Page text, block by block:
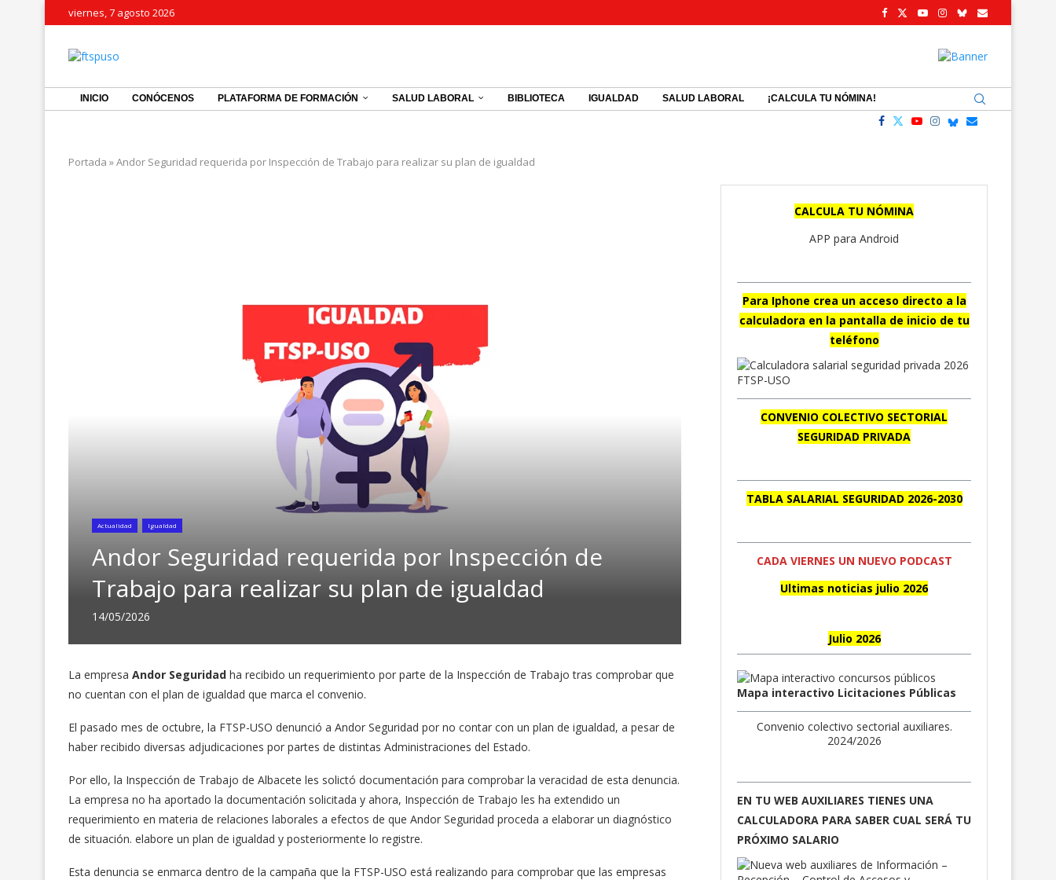
viernes, 7 agosto 2026
INICIO CONÓCENOS PLATAFORMA DE FORMACIÓN SALUD LABORAL BIBLIOTECA IGUALDAD SALUD LABORAL ¡CALCULA TU NÓMINA!
Portada »Andor Seguridad requerida por Inspección de Trabajo para realizar su plan de igualdad
Actualidad Igualdad
Andor Seguridad requerida por Inspección de
Trabajo para realizar su plan de igualdad
14/05/2026
La empresa Andor Seguridad ha recibido un requerimiento por parte de la Inspección de Trabajo tras comprobar que
no cuentan con el plan de igualdad que marca el convenio.
El pasado mes de octubre, la FTSP-USO denunció a Andor Seguridad por no contar con un plan de igualdad, a pesar de
haber recibido diversas adjudicaciones por partes de distintas Administraciones del Estado.
Por ello, la Inspección de Trabajo de Albacete les solictó documentación para comprobar la veracidad de esta denuncia.
La empresa no ha aportado la documentación solicitada y ahora, Inspección de Trabajo les ha extendido un
requerimiento en materia de relaciones laborales a efectos de que Andor Seguridad proceda a elaborar un diagnóstico
de situación. elabore un plan de igualdad y posteriormente lo registre.
Esta denuncia se enmarca dentro de la campaña que la FTSP-USO está realizando para comprobar que las empresas
CALCULA TU NÓMINA
APP para Android
Para Iphone crea un acceso directo a la
calculadora en la pantalla de inicio de tu
teléfono
CONVENIO COLECTIVO SECTORIAL
SEGURIDAD PRIVADA
TABLA SALARIAL SEGURIDAD 2026-2030
CADA VIERNES UN NUEVO PODCAST
Ultimas noticias julio 2026
Julio 2026
Mapa interactivo Licitaciones Públicas
Convenio colectivo sectorial auxiliares.
2024/2026
EN TU WEB AUXILIARES TIENES UNA
CALCULADORA PARA SABER CUAL SERÁ TU
PRÓXIMO SALARIO